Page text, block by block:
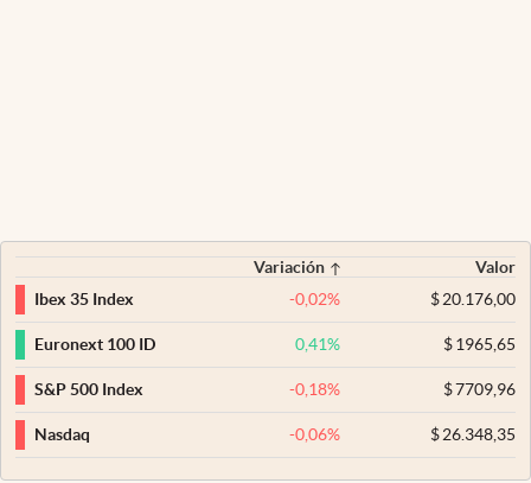
Variación
Valor
Ibex 35 Index
-0,02% $20.176,00
Euronext 100 ID 0,41% $1965,65
S&P 500 Index -0,18% $7709,96
Nasdaq -0,06% $26.348,35